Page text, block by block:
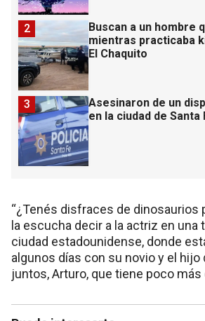
Buscan a un hombre
mientras practicaba
El Chaquito
2
Asesinaron de un
en la ciudad de Santa
3
“¿Tenés disfraces de dinosaurios
la escucha decir a la actriz en una
ciudad estadounidense, donde
algunos días con su novio y el hijo
juntos, Arturo, que tiene poco más